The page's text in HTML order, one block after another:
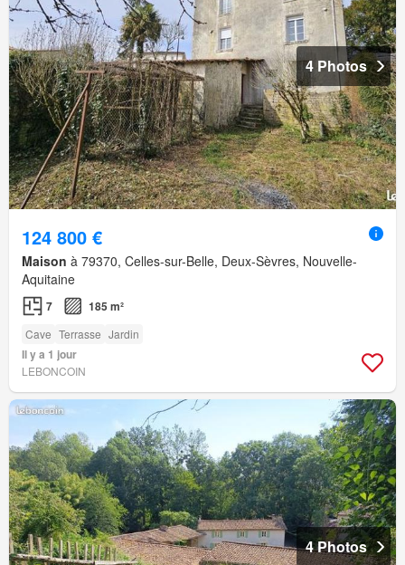
4 Photos
124 800 €
Maison à 79370, Celles-sur-Belle, Deux-Sèvres, Nouvelle-
Aquitaine
7 185 m²
Cave Terrasse Jardin
Il y a 1 jour
LEBONCOIN
4 Photos